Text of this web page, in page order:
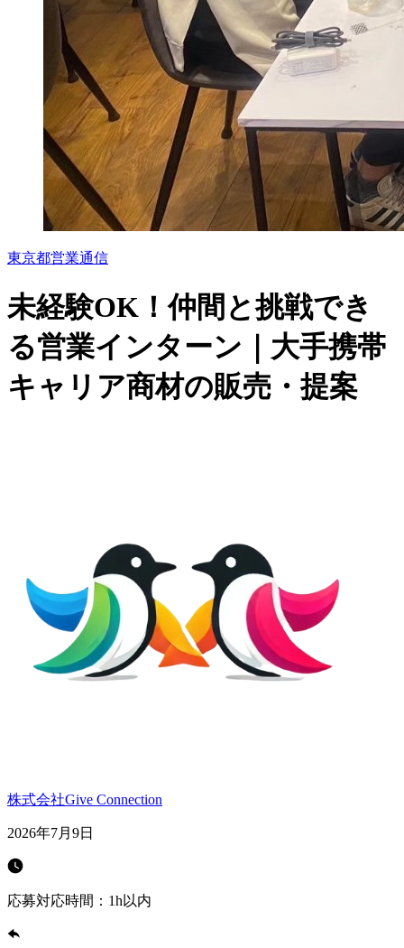
東京都営業通信
未経験OK！仲間と挑戦でき
る営業インターン｜大手携帯
キャリア商材の販売・提案
株式会社Give Connection
2026年7月9日
応募対応時間： 1h以内